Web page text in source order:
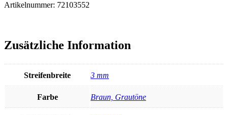
Artikelnummer: 72103552
Zusätzliche Information
Streifenbreite 3 mm
Farbe Braun, Grautöne